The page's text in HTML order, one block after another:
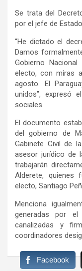
Se trata del
por el jefe de
“He dictado el
Damos
Gobierno
electo, con miras
agosto. El
unidos”, expresó
sociales.
El documento
del gobierno de
Gabinete Civil de
asesor jurídico de
trabajarán
Alderete, quienes
electo, Santiago
Menciona
generadas por
canalizadas y
coordinadores
Facebook